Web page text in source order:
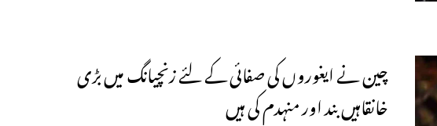
چین نے ایغوروں کی صفائی کے لئے زنچیانگ میں بڑی
خانقاہیں بند اور منہدم کی ہیں